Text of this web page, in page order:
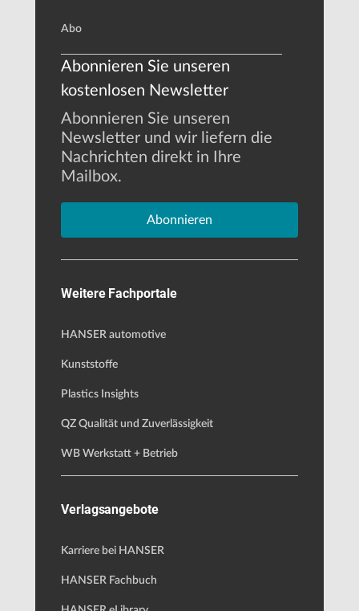
Abo
Abonnieren Sie unseren
kostenlosen Newsletter
Abonnieren Sie unseren
Newsletter und wir liefern die
Nachrichten direkt in Ihre
Mailbox.
Abonnieren
Weitere Fachportale
HANSER automotive
Kunststoffe
Plastics Insights
QZ Qualität und Zuverlässigkeit
WB Werkstatt + Betrieb
Verlagsangebote
Karriere bei HANSER
HANSER Fachbuch